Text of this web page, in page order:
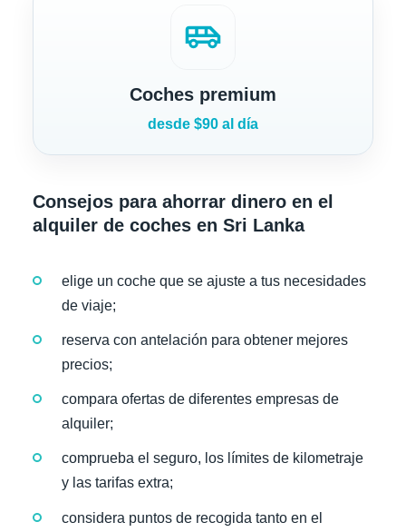
airport_shuttle
Coches premium
desde $90 al día
Consejos para ahorrar dinero en el
alquiler de coches en Sri Lanka
elige un coche que se ajuste a tus necesidades
de viaje;
reserva con antelación para obtener mejores
precios;
compara ofertas de diferentes empresas de
alquiler;
comprueba el seguro, los límites de kilometraje
y las tarifas extra;
considera puntos de recogida tanto en el